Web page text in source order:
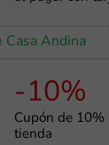
Casa Andina
-10%
Cupón de 10%
tienda